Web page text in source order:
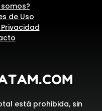
de Uso
está prohibida, sin